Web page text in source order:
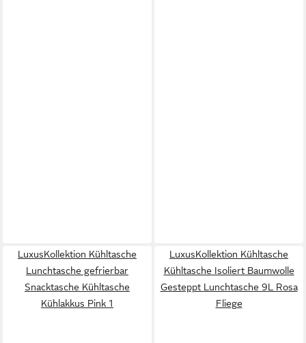
LuxusKollektion Kühltasche
Lunchtasche gefrierbar
Snacktasche Kühltasche
Kühlakkus Pink 1
LuxusKollektion Kühltasche
Kühltasche Isoliert Baumwolle
Gesteppt Lunchtasche 9L Rosa
Fliege